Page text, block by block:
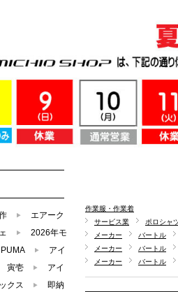
作業服・作業着
サービス業
ポロシャ
メーカー
バートル
メーカー
バートル
メーカー
バートル
エアーク
2026年モ
PUMA
アイ
寅壱
アイ
クス
即納